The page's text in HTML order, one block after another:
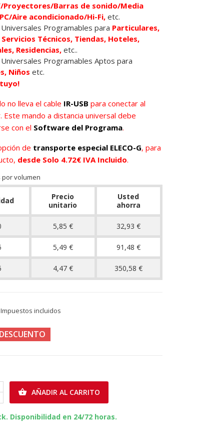
Proyectores/Barras de sonido/Media
Aire acondicionado/Hi-Fi, etc.
Programables para Particulares,
Técnicos, Tiendas, Hoteles,
Residencias, etc..
Programables Aptos para
Niños etc.
no lleva el cable IR-USB para conectar al
Este mando a distancia universal debe
con el Software del Programa.
de transporte especial ELECO-G, para
desde Solo 4.72€ IVA Incluido.
volumen
Precio
unitario
Usted
ahorra
5,85 € 32,93 €
5,49 € 91,48 €
4,47 € 350,58 €
Impuestos incluidos
 AÑADIR AL CARRITO
Disponibilidad en 24/72 horas.